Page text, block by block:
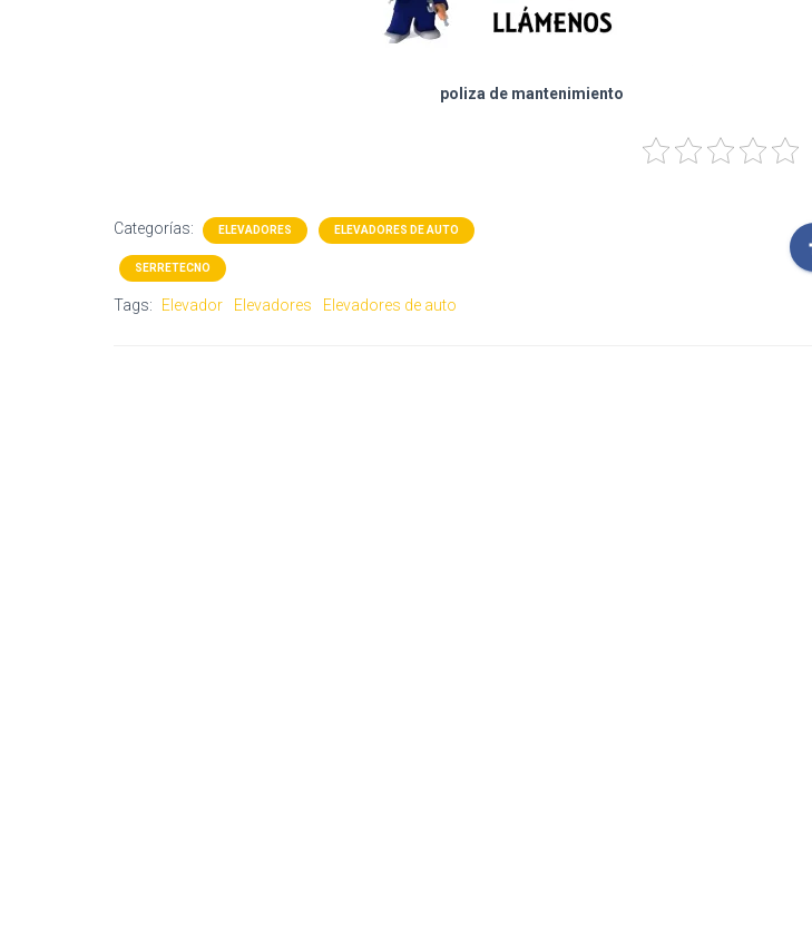
poliza de mantenimiento
Categorías: ELEVADORES ELEVADORES DE AUTO
SERRETECNO
Tags: Elevador Elevadores Elevadores de auto